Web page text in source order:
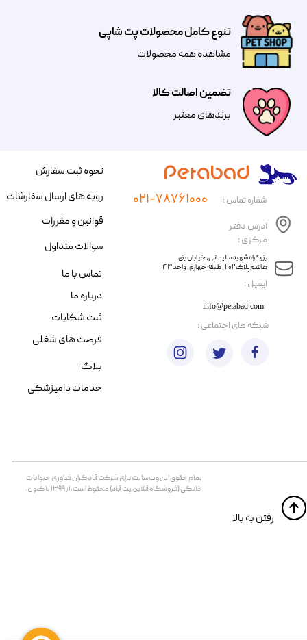
تضمین اصالت کالا
​​برندهای معتبر​​​​​​​
تنوع کامل محصولات پت شاپی
مشاهده همه محصولات
​ایمیل :
آدرس دفتر
مرکزی :
info@petabad.com
​​بزرگراه شهید سلیمانی، خیابان بنی
هاشم پلاک ۲۰۲ ، طبقه چهارم، واحد ۴۳
شماره تماس : ۰۲۱-۷۸۷۶۱۰۰۰
تمام حقوق اين وب‌سايت برای شرکت آبادگران فناوری حیوانات
خانگی (فروشگاه آنلاین پت آباد) محفوظ است. از ۱۳۹۹ تا کنون.
​​رفتن به بالا
نحوه ثبت سفارش
رویه های ارسال سفارشات
قوانین و مقررات
سوالات متداول
تماس با ما
درباره ما
ثبت شکایات
فرصت های شغلی
​شبکه های اجتماعی :
بلاگ
خدمات دامپزشکی